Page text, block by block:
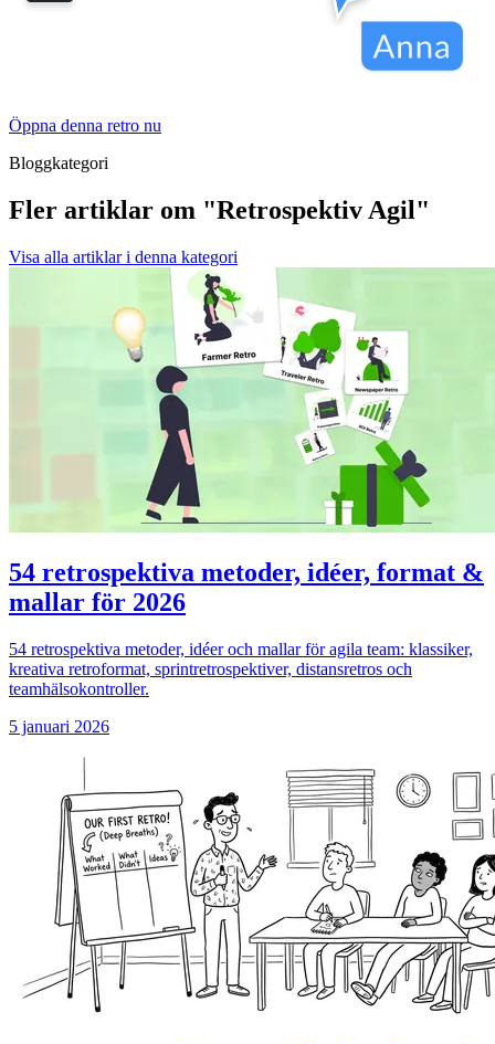
Öppna denna retro nu
Bloggkategori
Fler artiklar om "Retrospektiv Agil"
Visa alla artiklar i denna kategori
54 retrospektiva metoder, idéer, format &
mallar för 2026
54 retrospektiva metoder, idéer och mallar för agila team: klassiker,
kreativa retroformat, sprintretrospektiver, distansretros och
teamhälsokontroller.
5 januari 2026